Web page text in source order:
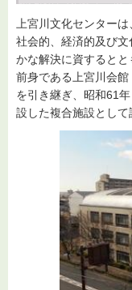
上宮川文化センター
社会的、経済的及び
かな解決に資すると
前身である上宮川会
を引き継ぎ、昭和61
設した複合施設として